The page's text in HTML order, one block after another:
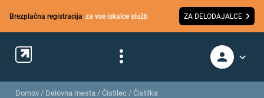
Brezplačna registracija za vse iskalce služb ZA DELODAJALCE
Domov / Delovna mesta / Čistilec / Čistilka